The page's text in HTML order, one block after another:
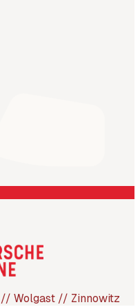
Wolgast // Zinnowitz